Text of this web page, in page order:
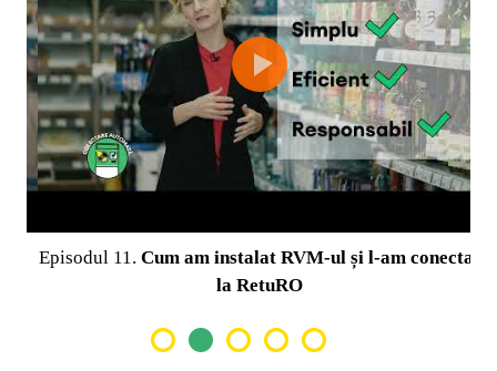
Episodul 11. Cum am instalat RVM-ul și l-am conectat
la RetuRO